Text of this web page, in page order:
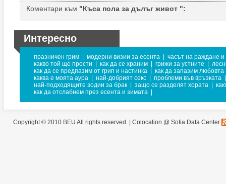
Коментари към "Къса пола за дълъг живот ":
Интересно
празничен грим модерни визии за есента
часът на раждане и
какво той ще прости
как да се храним грижи за устните
как да се предпазим от грип и настинка
как да запазим любовта
каква е моята аура
най-добрият секс проблеми във връзката
най-подходящите зодии за брак
защо се разделят хората
как да отслабнем през есента и зимата
Copyright © 2010 BEU All rights reserved. | Colocation @ Sofia Data Center